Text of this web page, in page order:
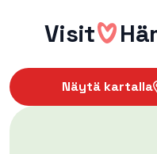
sisältöönVisit
Näytä kartalla